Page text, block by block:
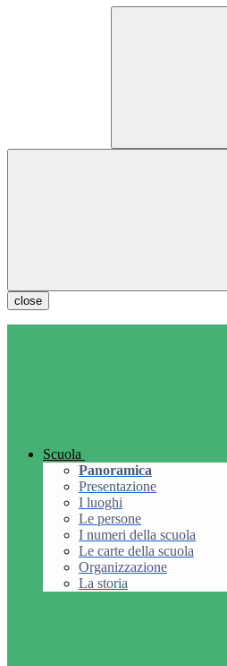
close
Scuola
Panoramica
Presentazione
I luoghi
Le persone
I numeri della scuola
Le carte della scuola
Organizzazione
La storia